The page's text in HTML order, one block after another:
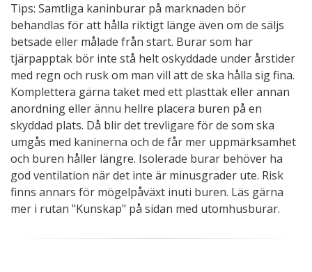
Tips: Samtliga kaninburar på marknaden bör
behandlas för att hålla riktigt länge även om de säljs
betsade eller målade från start. Burar som har
tjärpapptak bör inte stå helt oskyddade under årstider
med regn och rusk om man vill att de ska hålla sig fina.
Komplettera gärna taket med ett plasttak eller annan
anordning eller ännu hellre placera buren på en
skyddad plats. Då blir det trevligare för de som ska
umgås med kaninerna och de får mer uppmärksamhet
och buren håller längre. Isolerade burar behöver ha
god ventilation när det inte är minusgrader ute. Risk
finns annars för mögelpåväxt inuti buren. Läs gärna
mer i rutan "Kunskap" på sidan med utomhusburar.